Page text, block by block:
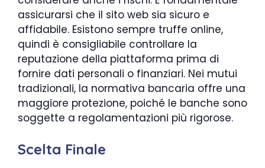
assicurarsi che il sito web sia sicuro e
affidabile. Esistono sempre truffe online,
quindi è consigliabile controllare la
reputazione della piattaforma prima di
fornire dati personali o finanziari. Nei mutui
tradizionali, la normativa bancaria offre una
maggiore protezione, poiché le banche sono
soggette a regolamentazioni più rigorose.
Scelta Finale